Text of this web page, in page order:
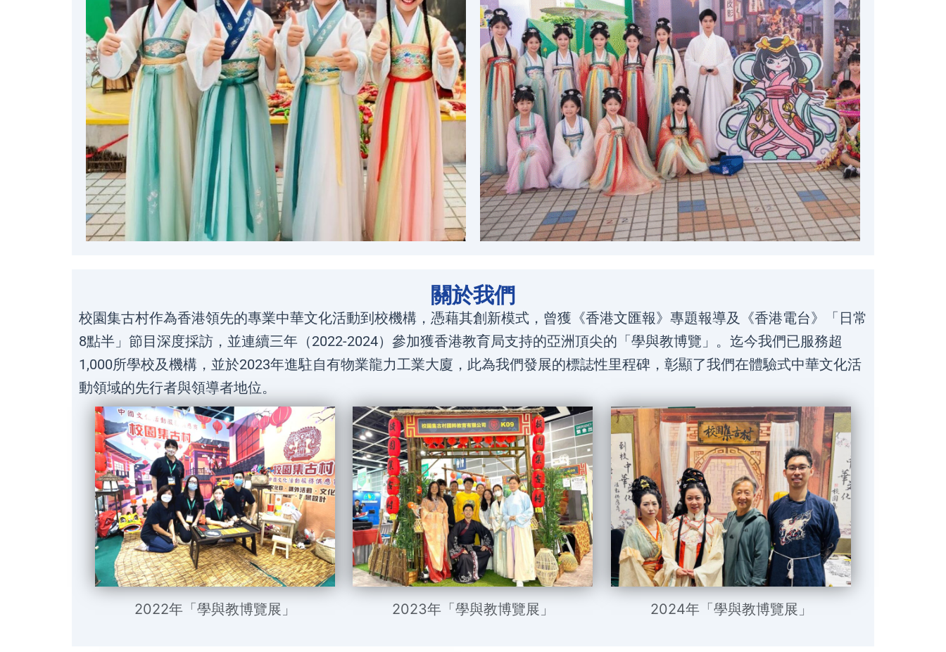
關於我們
校園集古村作為香港領先的專業中華文化活動到校機構，憑藉其創新模式，曾獲《香港文匯報》專題報導及《香港電台》「日常
8點半」節目深度採訪，並連續三年（2022-2024）參加獲香港教育局支持的亞洲頂尖的「學與教博覽」。迄今我們已服務超
1,000所學校及機構，並於2023年進駐自有物業龍力工業大廈，此為我們發展的標誌性里程碑，彰顯了我們在體驗式中華文化活
動領域的先行者與領導者地位。
2022年「學與教博覽展」 2023年「學與教博覽展」 2024年「學與教博覽展」